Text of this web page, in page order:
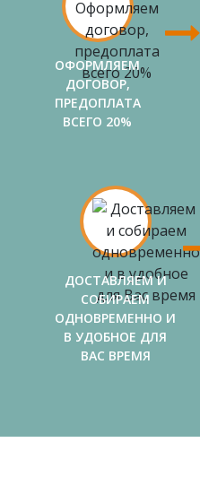
ОФОРМЛЯЕМ
ДОГОВОР,
ПРЕДОПЛАТА
ВСЕГО 20%
ДОСТАВЛЯЕМ И
СОБИРАЕМ
ОДНОВРЕМЕННО И
В УДОБНОЕ ДЛЯ
ВАС ВРЕМЯ